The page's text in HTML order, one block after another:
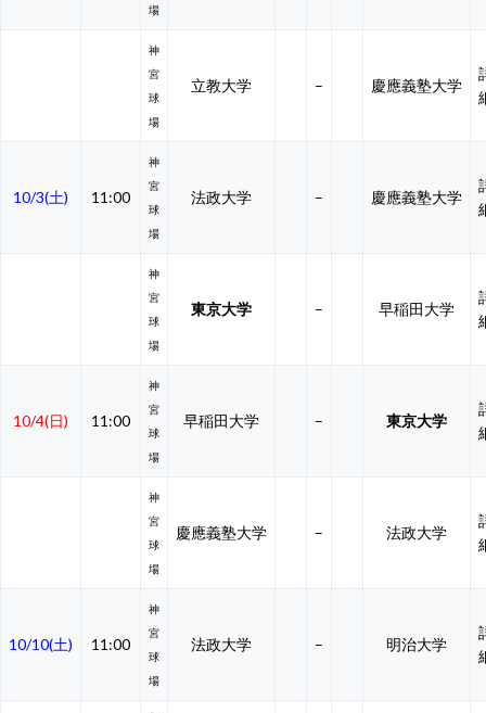
場
神
宮
球
場
立教大学 – 慶應義塾大学
10/3(土) 11:00
神
宮
球
場
法政大学 – 慶應義塾大学
神
宮
球
場
東京大学 – 早稲田大学
10/4(日) 11:00
神
宮
球
場
早稲田大学 – 東京大学
神
宮
球
場
慶應義塾大学 – 法政大学
10/10(土) 11:00
神
宮
球
場
法政大学 – 明治大学